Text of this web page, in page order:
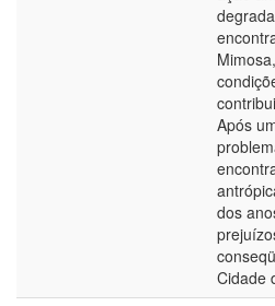
Após
dos
Cidade